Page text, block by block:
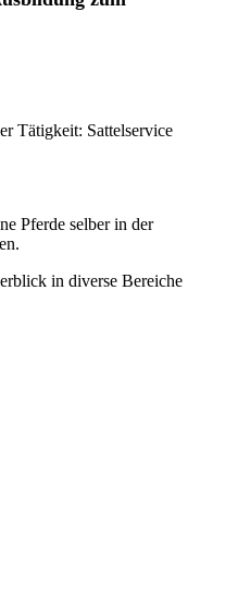
Tätigkeit: Sattelservice
Pferde selber in der
in diverse Bereiche